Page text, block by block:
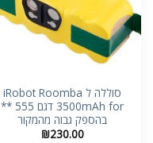
סוללה ל iRobot Roomba
3500mAh for דגם 555 **
בהספק גבוה מהמקור
₪230.00